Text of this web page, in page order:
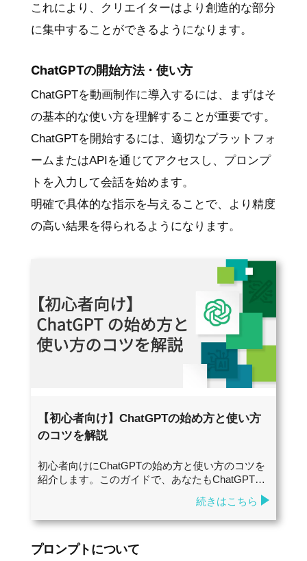
これにより、クリエイターはより創造的な部分
に集中することができるようになります。
ChatGPTの開始方法・使い方
ChatGPTを動画制作に導入するには、まずはそ
の基本的な使い方を理解することが重要です。
ChatGPTを開始するには、適切なプラットフォ
ームまたはAPIを通じてアクセスし、プロンプ
トを入力して会話を始めます。
明確で具体的な指示を与えることで、より精度
の高い結果を得られるようになります。
【初心者向け】ChatGPTの始め方と使い方
のコツを解説
初心者向けにChatGPTの始め方と使い方のコツを
紹介します。このガイドで、あなたもChatGPT…
続きはこちら
プロンプトについて